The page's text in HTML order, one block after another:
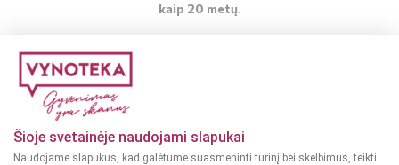
Šioje svetainėje naudojami slapukai
Naudojame slapukus, kad galėtume suasmeninti turinį bei skelbimus, teikti
kaip 20 metų.